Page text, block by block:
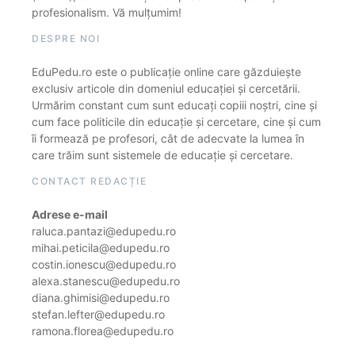
profesionalism. Vă mulțumim!
DESPRE NOI
EduPedu.ro este o publicație online care găzduiește
exclusiv articole din domeniul educației și cercetării.
Urmărim constant cum sunt educați copiii noștri, cine și
cum face politicile din educație și cercetare, cine și cum
îi formează pe profesori, cât de adecvate la lumea în
care trăim sunt sistemele de educație și cercetare.
CONTACT REDACȚIE
Adrese e-mail
raluca.pantazi@edupedu.ro
mihai.peticila@edupedu.ro
costin.ionescu@edupedu.ro
alexa.stanescu@edupedu.ro
diana.ghimisi@edupedu.ro
stefan.lefter@edupedu.ro
ramona.florea@edupedu.ro